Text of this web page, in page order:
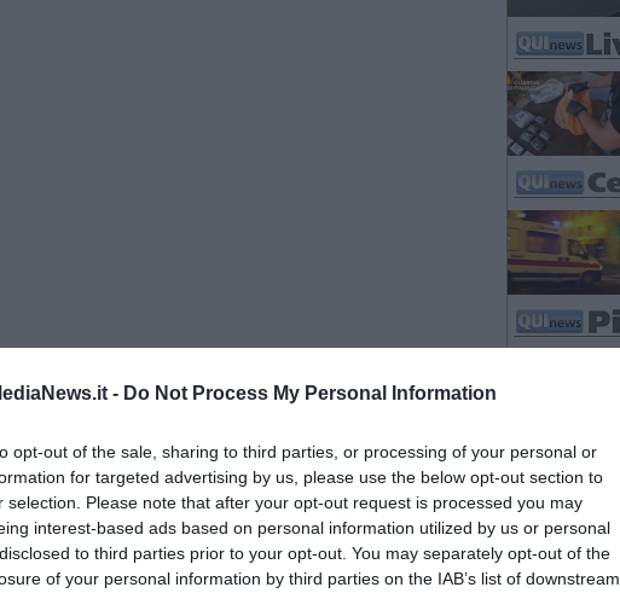
- Do Not Process My Personal Information
opt-out of the sale, sharing to third parties, or processing of your personal or
for targeted advertising by us, please use the below opt-out section to
selection. Please note that after your opt-out request is processed you may
interest-based ads based on personal information utilized by us or personal
to third parties prior to your opt-out. You may separately opt-out of the
of your personal information by third parties on the IAB’s list of downstream